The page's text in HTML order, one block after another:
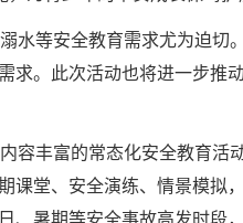
水等安全教育需求尤为迫切
求。此次活动也将进一步推
容丰富的常态化安全教育活
课堂、安全演练、情景模拟
、暑期等安全事故高发时段